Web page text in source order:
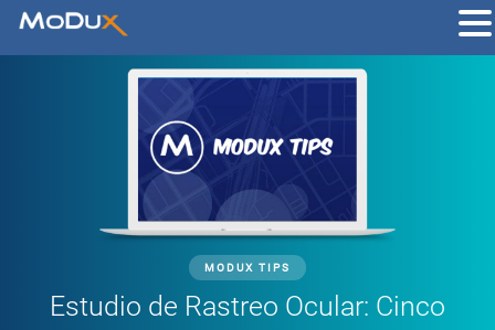
MODUX TIPS
Estudio de Rastreo Ocular: Cinco